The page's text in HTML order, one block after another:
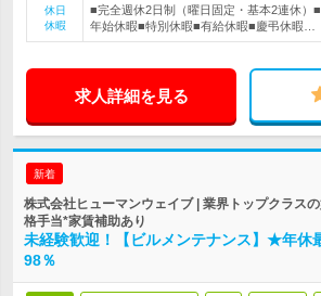
休日
休暇
■完全週休2日制（曜日固定・基本2連休）
年始休暇■特別休暇■有給休暇■慶弔休暇…
求人詳細を見る
新着
株式会社ヒューマンウェイブ | 業界トップクラス
格手当*家賃補助あり
未経験歓迎！【ビルメンテナンス】★年
98％